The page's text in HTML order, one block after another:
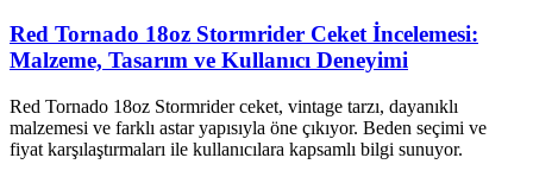
Red Tornado 18oz Stormrider Ceket İncelemesi:
Malzeme, Tasarım ve Kullanıcı Deneyimi
Red Tornado 18oz Stormrider ceket, vintage tarzı, dayanıklı
malzemesi ve farklı astar yapısıyla öne çıkıyor. Beden seçimi ve
fiyat karşılaştırmaları ile kullanıcılara kapsamlı bilgi sunuyor.